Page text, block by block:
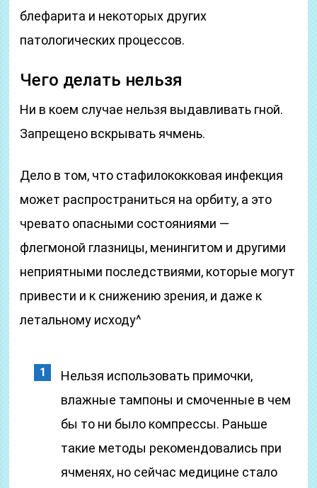
блефарита и некоторых других
патологических процессов.
Чего делать нельзя
Ни в коем случае нельзя выдавливать гной.
Запрещено вскрывать ячмень.
Дело в том, что стафилококковая инфекция
может распространиться на орбиту, а это
чревато опасными состояниями —
флегмоной глазницы, менингитом и другими
неприятными последствиями, которые могут
привести и к снижению зрения, и даже к
летальному исходу^
Нельзя использовать примочки,
влажные тампоны и смоченные в чем
бы то ни было компрессы. Раньше
такие методы рекомендовались при
ячменях, но сейчас медицине стало